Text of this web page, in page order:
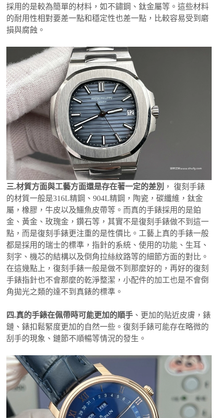
採用的是較為簡單的材料，如不鏽鋼、鈦金屬等。這些材料
的耐用性相對要差一點和穩定性也差一點，比較容易受到磨
損與腐蝕。
三.材質方面與工藝方面還是存在著一定的差別 ， 復刻手錶
的材質一般是316L精鋼、904L精鋼，陶瓷，碳纖維，鈦金
屬，橡膠，牛皮以及鱷魚皮帶等。而真的手錶採用的是鉑
金、黃金、玫瑰金，鑽石等，其實不是復刻手錶做不到這一
點，而是復刻手錶更注重的是性價比。工藝上真的手錶一般
都是採用的瑞士的標準，指針的系統、使用的功能、生耳、
刻字、機芯的結構以及倒角拉絲紋路等的細節方面的對比。
在這幾點上，復刻手錶一般是做不到那麼好的，再好的復刻
手錶指針也不會那麼的乾淨整潔，小配件的加工也是不會倒
角拋光之類的達不到真錶的標準。
四.真的手錶在佩帶時可能更加的順手 、更加的貼近皮膚，錶
鏈、錶扣鬆緊度更加的自然一些。復刻手錶可能存在略微的
刮手的現象、鏈節不順暢等情況的發生。